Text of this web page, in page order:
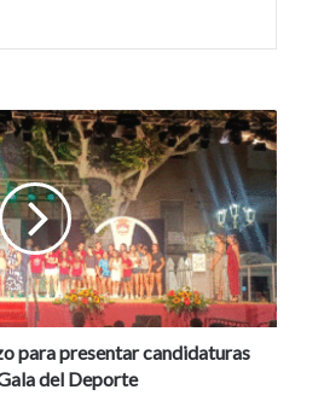
para presentar candidaturas
del Deporte